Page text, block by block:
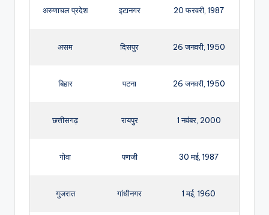
अरुणाचल प्रदेश इटानगर 20 फरवरी, 1987
असम दिसपुर 26 जनवरी, 1950
बिहार पटना 26 जनवरी, 1950
छत्तीसगढ़ रायपुर 1 नवंबर, 2000
गोवा पणजी 30 मई, 1987
गुजरात गांधीनगर 1 मई, 1960